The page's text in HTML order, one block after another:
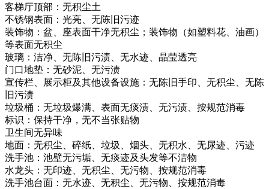
客梯厅顶部：无积尘土
不锈钢表面：光亮、无陈旧污迹
装饰物：盆、座表面干净无积尘；装饰物（如塑料花、油画）
等表面无积尘
玻璃：洁净、无陈旧污渍、无水迹、晶莹透亮
门口地垫：无砂泥、无污渍
宣传栏、展示柜及其他设备设施：无陈旧手印、无积尘、无陈
旧污渍
垃圾桶：无垃圾爆满、表面无痰渍、无污渍、按规范消毒
标识：保持干净，无不当张贴物
卫生间无异味
地面：无积尘、碎纸、垃圾、烟头、无积水、无尿迹、污迹
洗手池：池壁无污垢、无痰迹及头发等不洁物
水龙头：无印迹、无积尘、无污物、按规范消毒
洗手池台面：无水迹、无积尘、无污物、按规范消毒